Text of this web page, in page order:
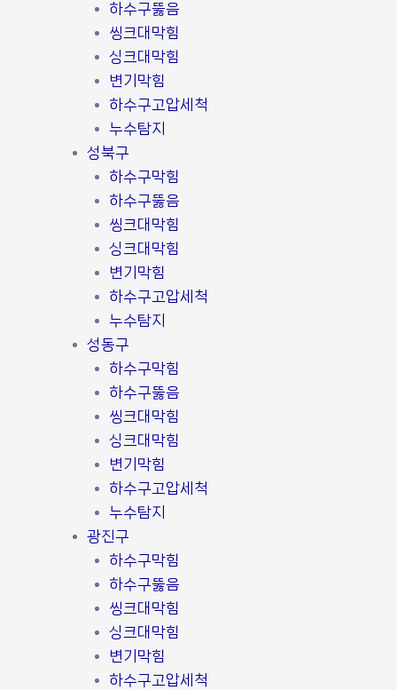
하수구뚫음
씽크대막힘
싱크대막힘
변기막힘
하수구고압세척
누수탐지
성북구
하수구막힘
하수구뚫음
씽크대막힘
싱크대막힘
변기막힘
하수구고압세척
누수탐지
성동구
하수구막힘
하수구뚫음
씽크대막힘
싱크대막힘
변기막힘
하수구고압세척
누수탐지
광진구
하수구막힘
하수구뚫음
씽크대막힘
싱크대막힘
변기막힘
하수구고압세척